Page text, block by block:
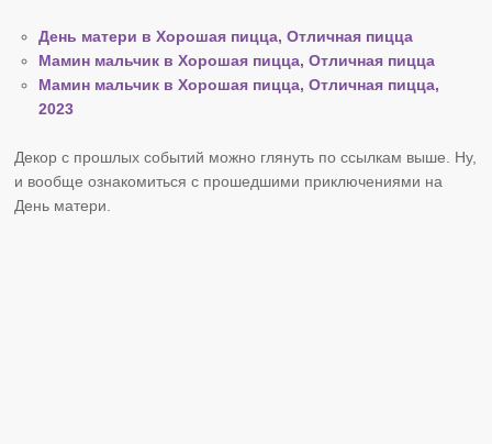
День матери в Хорошая пицца, Отличная пицца
Мамин мальчик в Хорошая пицца, Отличная пицца
Мамин мальчик в Хорошая пицца, Отличная пицца,
2023
Декор с прошлых событий можно глянуть по ссылкам выше. Ну,
и вообще ознакомиться с прошедшими приключениями на
День матери.